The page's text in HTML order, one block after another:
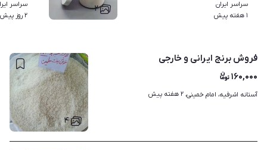
۲
سراسر ایران
۱ هفته پیش
سراسر
۲ روز پیش
۴
فروش برنج ایرانی و خارجی
۱۶۰,۰۰۰
آستانه اشرفیه، امام خمینی، ۲ هفته پیش